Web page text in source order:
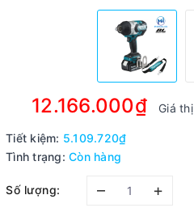
12.166.000₫ Giá
Tiết kiệm: 5.109.720₫
Tình trạng: Còn hàng
Số lượng: – +